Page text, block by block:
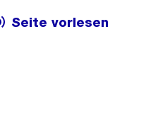
Seite vorlesen